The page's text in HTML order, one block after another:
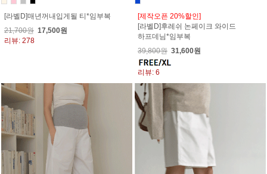
[라벨D]매년꺼내입게될 티*임부복
21,700원 17,500원
리뷰: 278
[제작오픈 20%할인]
[라벨D]후레쉬 논페이크 와이드
하프데님*임부복
39,800원 31,600원
리뷰: 6